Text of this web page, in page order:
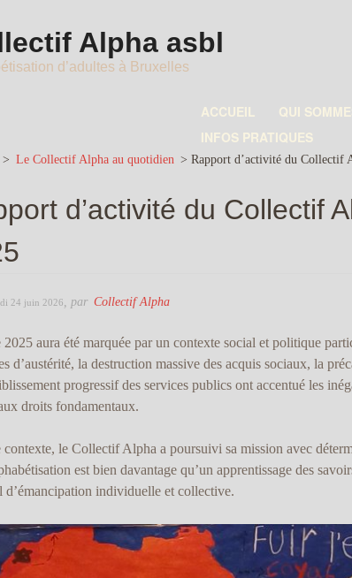
Alpha asbl
d’adultes à Bruxelles
ACCUEIL QUI
INFOS PRATIQUES
> Le Collectif Alpha au quotidien > Rapport d’activité du Collectif
d’activité du Collectif
24 juin 2026 par Collectif Alpha
2025 aura été marquée par un contexte social et politique
d’austérité, la destruction massive des acquis sociaux, la
progressif des services publics ont accentué les
droits fondamentaux.
contexte, le Collectif Alpha a poursuivi sa mission avec
est bien davantage qu’un apprentissage des
d’émancipation individuelle et collective.